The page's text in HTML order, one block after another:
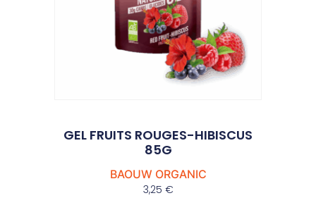
GEL FRUITS ROUGES-HIBISCUS
85G
BAOUW ORGANIC
3,25 €